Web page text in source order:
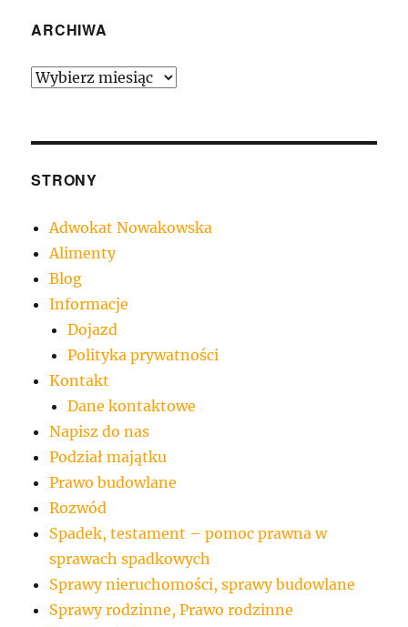
ARCHIWA
Archiwa
STRONY
Adwokat Nowakowska
Alimenty
Blog
Informacje
Dojazd
Polityka prywatności
Kontakt
Dane kontaktowe
Napisz do nas
Podział majątku
Prawo budowlane
Rozwód
Spadek, testament – pomoc prawna w
sprawach spadkowych
Sprawy nieruchomości, sprawy budowlane
Sprawy rodzinne, Prawo rodzinne